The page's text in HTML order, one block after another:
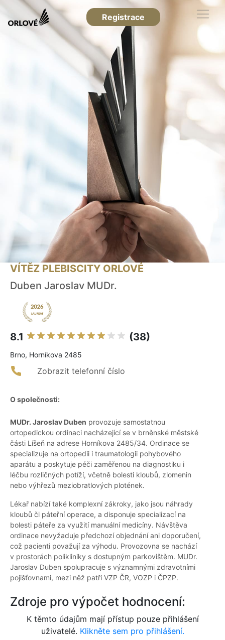
Registrace
VÍTĚZ PLEBISCITY ORLOVÉ
Duben Jaroslav MUDr.
8.1 (38)
Brno, Horníkova 2485
Zobrazit telefonní číslo
O společnosti:
MUDr. Jaroslav Duben provozuje samostatnou
ortopedickou ordinaci nacházející se v brněnské městské
části Líšeň na adrese Horníkova 2485/34. Ordinace se
specializuje na ortopedii i traumatologii pohybového
aparátu a poskytuje péči zaměřenou na diagnostiku i
léčbu rozličných potíží, včetně bolesti kloubů, zlomenin
nebo výhřezů meziobratlových plotének.
Lékař nabízí také komplexní zákroky, jako jsou náhrady
kloubů či páteřní operace, a disponuje specializací na
bolesti páteře za využití manuální medicíny. Návštěva
ordinace nevyžaduje předchozí objednání ani doporučení,
což pacienti považují za výhodu. Provozovna se nachází
v prostorách polikliniky s dostupným parkovištěm. MUDr.
Jaroslav Duben spolupracuje s významnými zdravotními
pojišťovnami, mezi něž patří VZP ČR, VOZP i ČPZP.
Zdroje pro výpočet hodnocení:
K těmto údajům mají přístup pouze přihlášení
uživatelé. Klikněte sem pro přihlášení.